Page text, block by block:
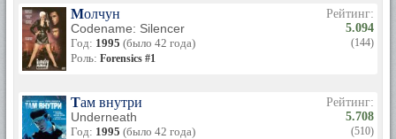
Молчун
Codename: Silencer
Год: 1995 (было 42 года)
Роль: Forensics #1
Рейтинг:
5.094
(144)
Там внутри
Underneath
Год: 1995 (было 42 года)
Рейтинг:
5.708
(510)